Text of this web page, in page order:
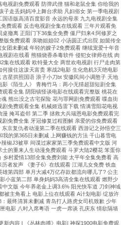
视剧免费观看 防弹武僧 猫和老鼠全集 你给我的
子走丢妈妈冲上舞台求助 凡妇俗女 第一季电视剧
语版高清百度影音 永远的母亲 九九电视剧全集
费观看 反击电视剧全集在线观看 三年片观看免
撤离 正阳门下36集全免费 僵尸归来4:阿修罗之
版免费观看 亲吻姐姐02 小汤圆正式出院 如懿传全
团未删减 年轻的嫂子2免费观看 继续宠爱十年音
视剧在线看 熊猫烧香杀毒软件 侵犯女律师在线 肉
集在线观看 欧特曼大全 两世欢电视剧 行尸走肉第
接住这泼天富贵 寒战2电影 生化危机3灭绝电影
星拱照国语 浪子小刀bt 安徽民间小调憨子 天地
《陌生人》 青梅竹马：两小无猜超甜短剧全集
看全集 阴阳镇怪谈电影在线观看完整版 桃花在
熊出没之古宅探险 花与罪网剧免费观看 喋血街
免费观看全集 机械姬迅雷下载 情满雪阳花电视
掩耳盗邻 第二季 拯救大兵瑞恩电影免费观看完
免费全集 牙冠修复过程图解 亲爱的你免费观看
京复仇者动漫第二季在线观看 西游记之孙悟空三
的第365日未删减 上网赚钱的方法 千山暮雪电
椒J3被草 间谍过家家第三季免费观看中文版 河
的重来人生动漫免费观看 斗罗大陆2樱花 笨蛋你
村爱情13部全集免费刘能 太平年全集免费看 高
者发声 《妻子6》在线观看 江湖儿女免费 铁血
第四部 单月大减4万亿存款都流向哪儿了? 公主
小蓝第二部 单身妈妈3高清全集在线观看 燃野少
文版 今年养老金上调3.6% 阳光快车道 刀剑神域
被主角看上 电影上位在线观看 A计划电影 绽放许
最终清算未删减 青岛打人路虎女司机致歉 少年
电影 八时入席粤语 一虎一席谈 孔庆东 情欲隔墙
新内容 | 《丛林肉搏》电影| 神探1900电影免费观